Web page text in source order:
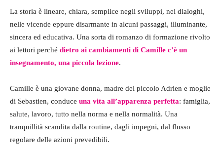
La storia è lineare, chiara, semplice negli sviluppi, nei dialoghi,
nelle vicende eppure disarmante in alcuni passaggi, illuminante,
sincera ed educativa. Una sorta di romanzo di formazione rivolto
ai lettori perché dietro ai cambiamenti di Camille c’è un
insegnamento, una piccola lezione.
Camille è una giovane donna, madre del piccolo Adrien e moglie
di Sebastien, conduce una vita all’apparenza perfetta: famiglia,
salute, lavoro, tutto nella norma e nella normalità. Una
tranquillità scandita dalla routine, dagli impegni, dal flusso
regolare delle azioni prevedibili.